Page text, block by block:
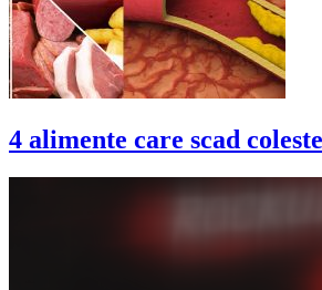
4 alimente care scad